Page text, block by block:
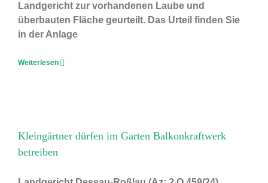
Landgericht zur vorhandenen Laube und
überbauten Fläche geurteilt. Das Urteil finden Sie
in der Anlage
Weiterlesen
Kleingärtner dürfen im Garten Balkonkraftwerk
betreiben